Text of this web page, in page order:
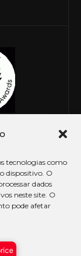
tecnologias como
dispositivo. O
dados
neste site. O
pode afetar